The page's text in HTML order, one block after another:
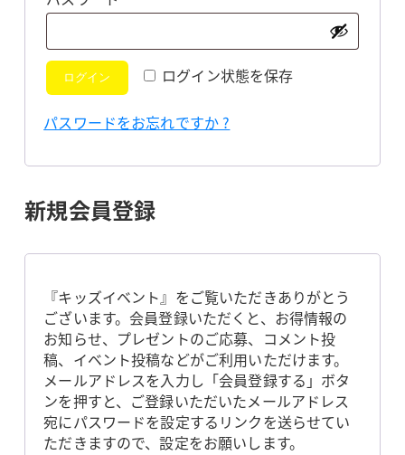
ログイン状態を保存
ログイン
パスワードをお忘れですか ?
新規会員登録
『キッズイベント』をご覧いただきありがとう
ございます。会員登録いただくと、お得情報の
お知らせ、プレゼントのご応募、コメント投
稿、イベント投稿などがご利用いただけます。
メールアドレスを入力し「会員登録する」ボタ
ンを押すと、ご登録いただいたメールアドレス
宛にパスワードを設定するリンクを送らせてい
ただきますので、設定をお願いします。